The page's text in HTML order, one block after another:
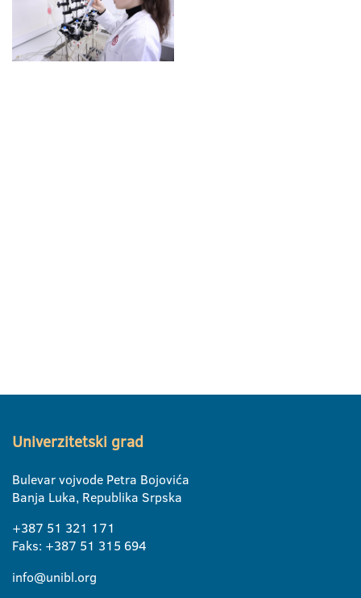
Univerzitetski grad
Bulevar vojvode Petra Bojovića
Banja Luka, Republika Srpska
+387 51 321 171
Faks: +387 51 315 694
info@unibl.org